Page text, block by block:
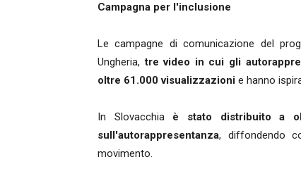
Campagna per l'inclusione
Le campagne di comunicazione del
Ungheria,tre video in cui gli
oltre 61.000 visualizzazioni e hanno
In Slovacchia è stato distribuito a
sull'autorappresentanza, diffondendo
movimento.